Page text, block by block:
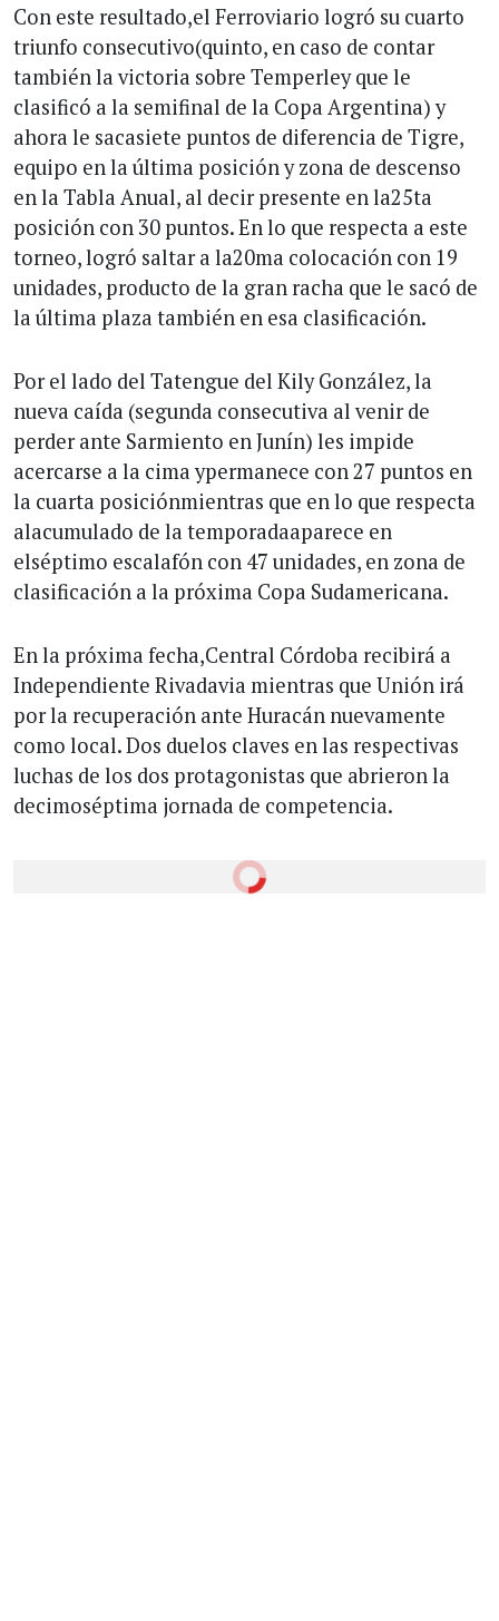
Con este resultado,el Ferroviario logró su cuarto
triunfo consecutivo(quinto, en caso de contar
también la victoria sobre Temperley que le
clasificó a la semifinal de la Copa Argentina) y
ahora le sacasiete puntos de diferencia de Tigre,
equipo en la última posición y zona de descenso
en la Tabla Anual, al decir presente en la25ta
posición con 30 puntos. En lo que respecta a este
torneo, logró saltar a la20ma colocación con 19
unidades, producto de la gran racha que le sacó de
la última plaza también en esa clasificación.
Por el lado del Tatengue del Kily González, la
nueva caída (segunda consecutiva al venir de
perder ante Sarmiento en Junín) les impide
acercarse a la cima ypermanece con 27 puntos en
la cuarta posiciónmientras que en lo que respecta
alacumulado de la temporadaaparece en
elséptimo escalafón con 47 unidades, en zona de
clasificación a la próxima Copa Sudamericana.
En la próxima fecha,Central Córdoba recibirá a
Independiente Rivadavia mientras que Unión irá
por la recuperación ante Huracán nuevamente
como local. Dos duelos claves en las respectivas
luchas de los dos protagonistas que abrieron la
decimoséptima jornada de competencia.